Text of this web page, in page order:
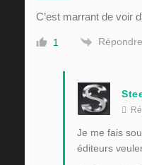
C’est marrant de voir
1 Répondre
Je me fais
éditeurs